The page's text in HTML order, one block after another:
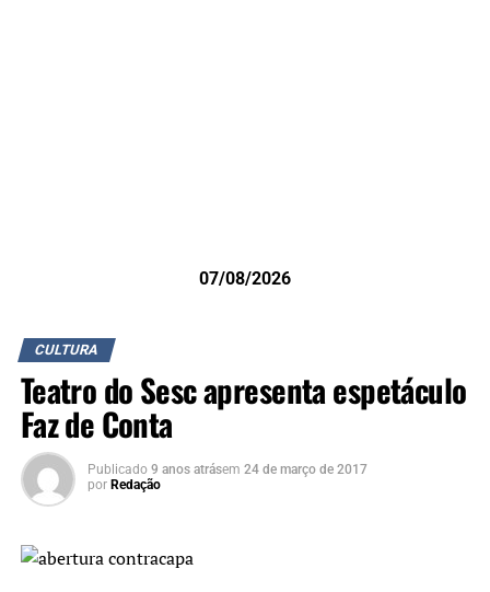
07/08/2026
CULTURA
Teatro do Sesc apresenta espetáculo
Faz de Conta
Publicado 9 anos atrásem 24 de março de 2017
por Redação